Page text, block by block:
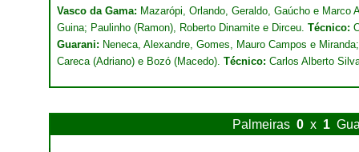
Vasco da Gama: Mazarópi, Orlando, Geraldo, Gaúcho e Marco
Guina; Paulinho (Ramon), Roberto Dinamite e Dirceu. Técnico:
Guarani: Neneca, Alexandre, Gomes, Mauro Campos e
Careca (Adriano) e Bozó (Macedo). Técnico: Carlos Alberto
Palmeiras 0 x 1